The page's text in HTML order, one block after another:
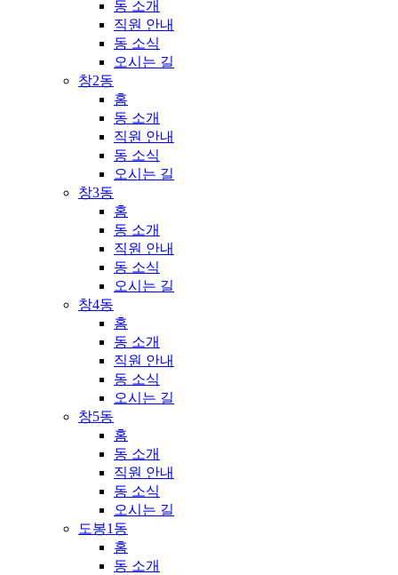
동 소개
직원 안내
동 소식
오시는 길
창2동
홈
동 소개
직원 안내
동 소식
오시는 길
창3동
홈
동 소개
직원 안내
동 소식
오시는 길
창4동
홈
동 소개
직원 안내
동 소식
오시는 길
창5동
홈
동 소개
직원 안내
동 소식
오시는 길
도봉1동
홈
동 소개